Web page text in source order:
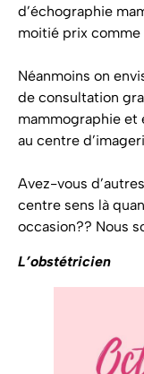
d’échographie
moitié prix comme
Néanmoins on
de consultation
mammographie et
au centre
Avez-vous
centre sens là
occasion?? Nous
L’obstétricien